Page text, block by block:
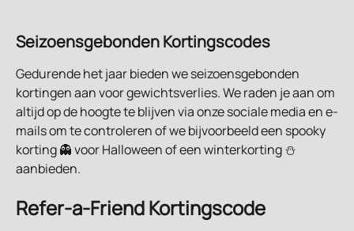
Seizoensgebonden Kortingscodes
Gedurende het jaar bieden we seizoensgebonden
kortingen aan voor gewichtsverlies. We raden je aan om
altijd op de hoogte te blijven via onze sociale media en e-
mails om te controleren of we bijvoorbeeld een spooky
korting 👻 voor Halloween of een winterkorting ⛄
aanbieden.
Refer-a-Friend Kortingscode